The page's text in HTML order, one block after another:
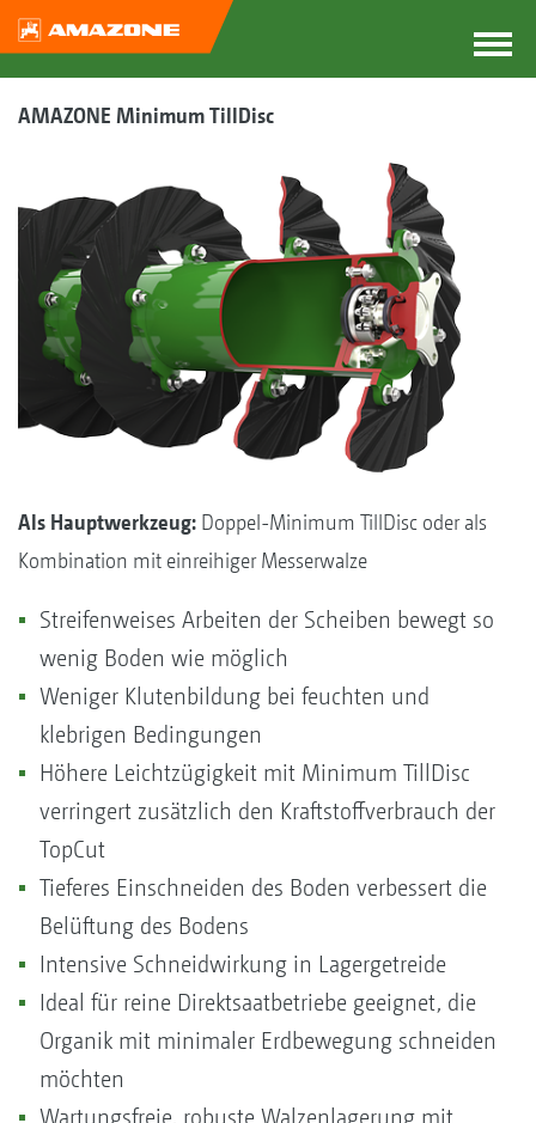
AMAZONE Minimum TillDisc
Als Hauptwerkzeug: Doppel-Minimum TillDisc oder als
Kombination mit einreihiger Messerwalze
Streifenweises Arbeiten der Scheiben bewegt so
wenig Boden wie möglich
Weniger Klutenbildung bei feuchten und
klebrigen Bedingungen
Höhere Leichtzügigkeit mit Minimum TillDisc
verringert zusätzlich den Kraftstoffverbrauch der
TopCut
Tieferes Einschneiden des Boden verbessert die
Belüftung des Bodens
Intensive Schneidwirkung in Lagergetreide
Ideal für reine Direktsaatbetriebe geeignet, die
Organik mit minimaler Erdbewegung schneiden
möchten
Wartungsfreie, robuste Walzenlagerung mit